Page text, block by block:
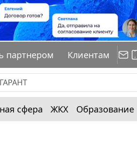
партнером Клиентам
сфера ЖКХ Образование